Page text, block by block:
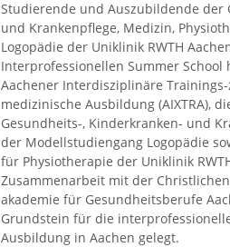
Studierende und Auszubildende der
und Krankenpflege, Medizin,
Logopädie der Uniklinik RWTH
Interprofessionellen Summer School
Aachener Interdisziplinäre
medizinische Ausbildung (AIXTRA),
Gesundheits-, Kinderkranken- und
der Modellstudiengang Logopädie
für Physiotherapie der Uniklinik
Zusammenarbeit mit der
akademie für Gesundheitsberufe
Grundstein für die
Ausbildung in Aachen gelegt.